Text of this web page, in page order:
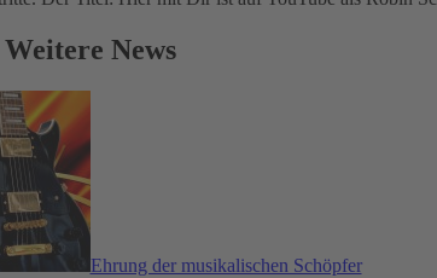
Weitere News
Ehrung der musikalischen Schöpfer